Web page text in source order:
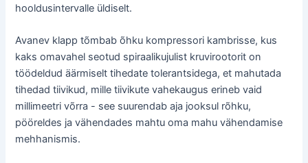
hooldusintervalle üldiselt.
Avanev klapp tõmbab õhku kompressori kambrisse, kus
kaks omavahel seotud spiraalikujulist kruvirootorit on
töödeldud äärmiselt tihedate tolerantsidega, et mahutada
tihedad tiivikud, mille tiivikute vahekaugus erineb vaid
millimeetri võrra - see suurendab aja jooksul rõhku,
pööreldes ja vähendades mahtu oma mahu vähendamise
mehhanismis.